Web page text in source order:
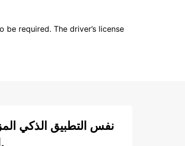
required. The driver’s license
نفس التطبيق الذكي
الحركة.